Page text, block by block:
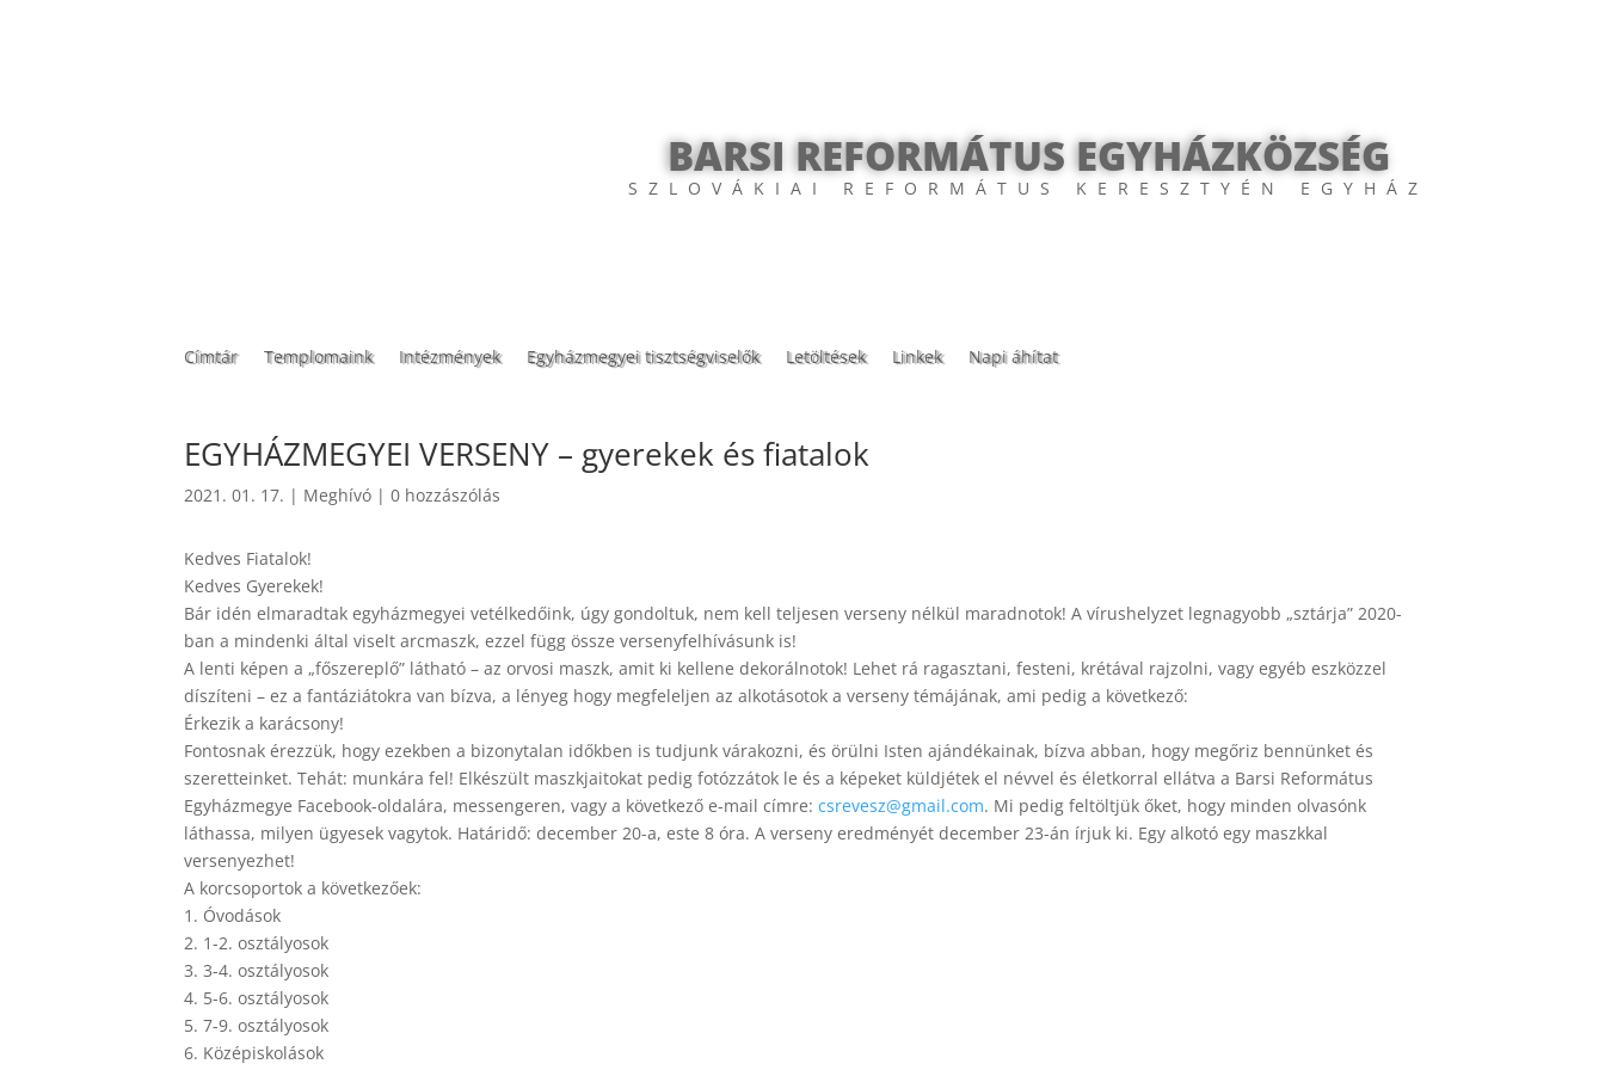
BARSI REFORMÁTUS EGYHÁZKÖZSÉG
SZLOVÁKIAI REFORMÁTUS KERESZTYÉN EGYHÁZ
Címtár Templomaink Intézmények Egyházmegyei tisztségviselők Letöltések Linkek Napi áhítat
EGYHÁZMEGYEI VERSENY – gyerekek és fiatalok
2021. 01. 17. | Meghívó |0 hozzászólás
Kedves Fiatalok!
Kedves Gyerekek!
Bár idén elmaradtak egyházmegyei vetélkedőink, úgy gondoltuk, nem kell teljesen verseny nélkül maradnotok! A vírushelyzet legnagyobb „sztárja” 2020-
ban a mindenki által viselt arcmaszk, ezzel függ össze versenyfelhívásunk is!
A lenti képen a „főszereplő” látható – az orvosi maszk, amit ki kellene dekorálnotok! Lehet rá ragasztani, festeni, krétával rajzolni, vagy egyéb eszközzel
díszíteni – ez a fantáziátokra van bízva, a lényeg hogy megfeleljen az alkotásotok a verseny témájának, ami pedig a következő:
Érkezik a karácsony!
Fontosnak érezzük, hogy ezekben a bizonytalan időkben is tudjunk várakozni, és örülni Isten ajándékainak, bízva abban, hogy megőriz bennünket és
szeretteinket. Tehát: munkára fel! Elkészült maszkjaitokat pedig fotózzátok le és a képeket küldjétek el névvel és életkorral ellátva a Barsi Református
Egyházmegye Facebook-oldalára, messengeren, vagy a következő e-mail címre:csrevesz@gmail.com. Mi pedig feltöltjük őket, hogy minden olvasónk
láthassa, milyen ügyesek vagytok. Határidő: december 20-a, este 8 óra. A verseny eredményét december 23-án írjuk ki. Egy alkotó egy maszkkal
versenyezhet!
A korcsoportok a következőek:
1. Óvodások
2. 1-2. osztályosok
3. 3-4. osztályosok
4. 5-6. osztályosok
5. 7-9. osztályosok
6. Középiskolások